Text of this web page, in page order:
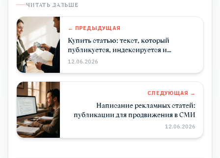
ЧИТАТЬ ДАЛЬШЕ
← ПРЕДЫДУЩАЯ
Купить статью: текст, который
публикуется, индексируется и
приводит клиентов
12.06.2026
СЛЕДУЮЩАЯ →
Написание рекламных статей:
публикации для продвижения в СМИ
12.06.2026